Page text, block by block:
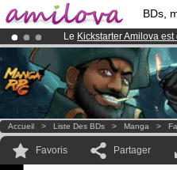
BDs,
Le Kickstarter Amilova
Abonnement premium: à
Déjà 100000membreset
Accueil > Liste Des BDs > Manga >
Favoris Partager